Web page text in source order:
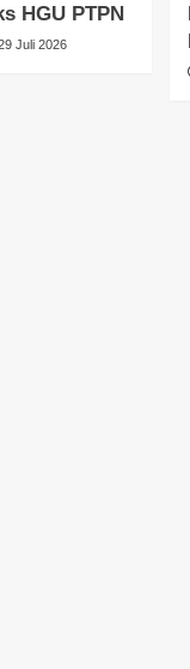
HGU PTPN
Juli 2026